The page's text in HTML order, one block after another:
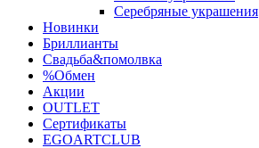
Серебряные украшения
Новинки
Бриллианты
Свадьба&помолвка
%Обмен
Акции
OUTLET
Сертификаты
EGOARTCLUB